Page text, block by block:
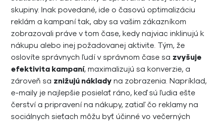
skupiny. Inak povedané, ide o časovú optimalizáciu
reklám a kampaní tak, aby sa vašim zákazníkom
zobrazovali práve v tom čase, kedy najviac inklinujú k
nákupu alebo inej požadovanej aktivite. Tým, že
oslovíte správnych ľudí v správnom čase sa zvyšuje
efektivita kampaní, maximalizujú sa konverzie, a
zároveň sa znižujú náklady na zobrazenia. Napríklad,
e-maily je najlepšie posielať ráno, keď sú ľudia ešte
čerství a pripravení na nákupy, zatiaľ čo reklamy na
sociálnych sieťach môžu byť účinné vo večerných